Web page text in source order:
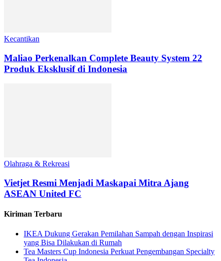
Kecantikan
Maliao Perkenalkan Complete Beauty System 22
Produk Eksklusif di Indonesia
Olahraga & Rekreasi
Vietjet Resmi Menjadi Maskapai Mitra Ajang
ASEAN United FC
Kiriman Terbaru
IKEA Dukung Gerakan Pemilahan Sampah dengan Inspirasi
yang Bisa Dilakukan di Rumah
Tea Masters Cup Indonesia Perkuat Pengembangan Specialty